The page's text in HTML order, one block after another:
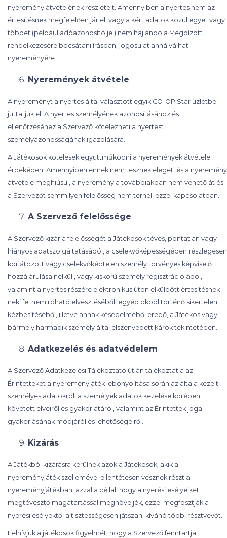
nyeremény átvételének részleteit. Amennyiben a nyertes nem az
értesítésnek megfelelően jár el, vagy a kért adatok közül egyet vagy
többet (például adóazonosító jel) nem hajlandó a Megbízott
rendelkezésére bocsátani írásban, jogosulatlanná válhat
nyereményére.
Nyeremények átvétele
A nyereményt a nyertes által választott egyik CO-OP Star üzletbe
juttatjuk el. A nyertes személyének azonosításához és
ellenőrzéséhez a Szervező kötelezheti a nyertest
személyazonosságának igazolására.
A Játékosok kötelesek együttműködni a nyeremények átvétele
érdekében. Amennyiben ennek nem tesznek eleget, és a nyeremény
átvétele meghiúsul, a nyeremény a továbbiakban nem vehető át és
a Szervezőt semmilyen felelősség nem terheli ezzel kapcsolatban.
A Szervező felelőssége
A Szervező kizárja felelősségét a Játékosok téves, pontatlan vagy
hiányos adatszolgáltatásából, a cselekvőképességében részlegesen
korlátozott vagy cselekvőképtelen személy törvényes képviselő
hozzájárulása nélküli, vagy kiskorú személy regisztrációjából,
valamint a nyertes részére elektronikus úton elküldött értesítésnek
neki fel nem róható elvesztéséből, egyéb okból történő sikertelen
kézbesítéséből, illetve annak késedelméből eredő, a Játékos vagy
bármely harmadik személy által elszenvedett károk tekintetében.
Adatkezelés és adatvédelem
A Szervező Adatkezelési Tájékoztató útján tájékoztatja az
Érintetteket a nyereményjáték lebonyolítása során az általa kezelt
személyes adatokról, a személyek adatok kezelése körében
követett elveiről és gyakorlatáról, valamint az Érintettek jogai
gyakorlásának módjáról és lehetőségeiről.
Kizárás
A Játékból kizárásra kerülnek azok a Játékosok, akik a
nyereményjáték szellemével ellentétesen vesznek részt a
nyereményjátékban, azzal a céllal, hogy a nyerési esélyeiket
megtévesztő magatartással megnöveljék, ezzel megfosztják a
nyerési esélyektől a tisztességesen játszani kívánó többi résztvevőt.
Felhívjuk a játékosok figyelmét, hogy a Szervező fenntartja